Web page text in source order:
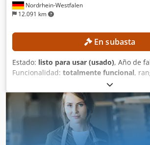
Nordrhein-Westfalen
12.091 km
En subasta
Estado: listo para usar (usado), Año de
Funcionalidad: totalmente funcional,
, rango de medición Eje Y:
medición eje Z:600 mm, peso total:700
combinado para ajuste, retracción y
30.05.2022, un técnico de la empresa
la máquina. Actualmente, la retracción
bobina de inducción y la unidad de